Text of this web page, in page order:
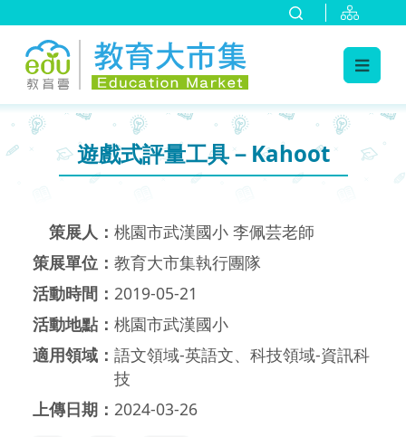
::: 遊戲式評量工具－Kahoot
策展人： 桃園市武漢國小 李佩芸老師
策展單位： 教育大市集執行團隊
活動時間： 2019-05-21
活動地點： 桃園市武漢國小
適用領域： 語文領域-英語文、科技領域-資訊科
技
上傳日期： 2024-03-26